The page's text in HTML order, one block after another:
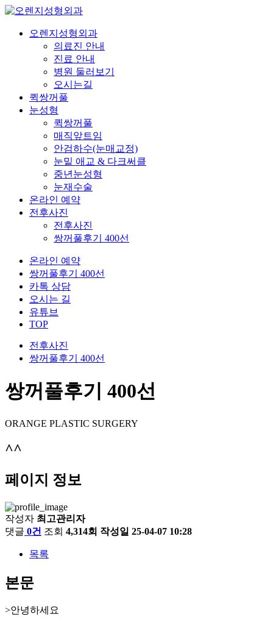
오렌지성형외과
의료진 안내
진료 안내
병원 둘러보기
오시는길
퀵쌍꺼풀
눈성형
퀵쌍꺼풀
매직앞트임
안검하수(눈매교정)
눈밑 애교 & 다크써클
중년눈성형
눈재수술
온라인 예약
전후사진
전후사진
쌍꺼풀후기 400선
온라인 예약
쌍꺼풀후기 400선
카톡 상담
오시는 길
유튜브
TOP
전후사진
쌍꺼풀후기 400선
쌍꺼풀후기 400선
ORANGE PLASTIC SURGERY
^^
페이지 정보
작성자 최고관리자
댓글 0건 조회 4,314회 작성일 25-04-07 10:28
목록
본문
>안녕하세요